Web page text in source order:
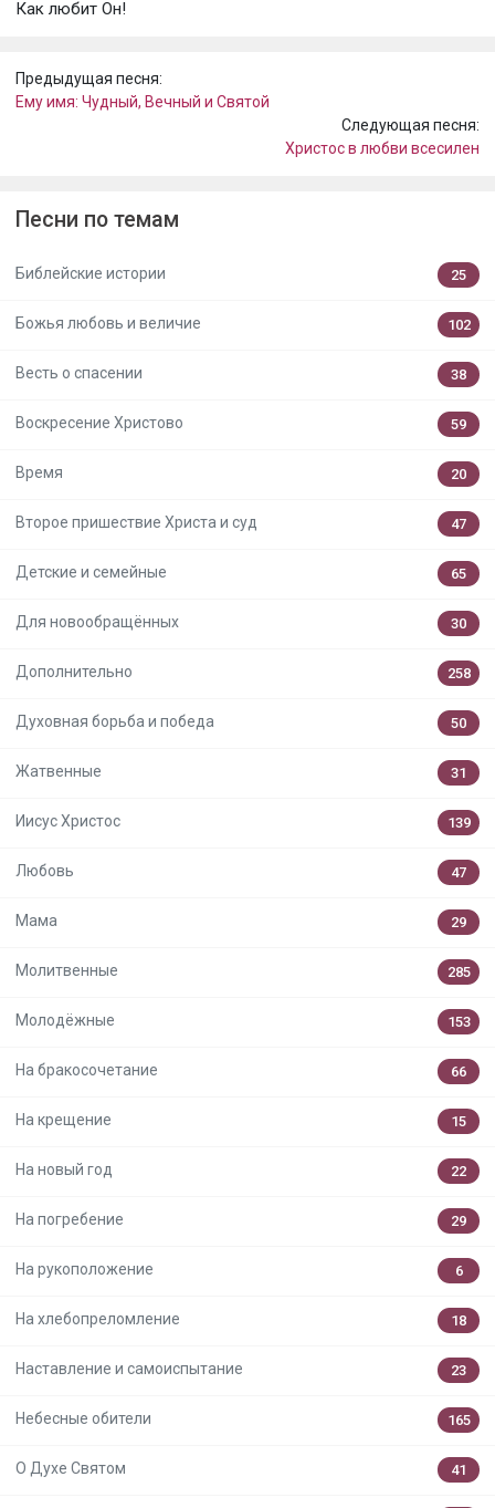
Как любит Он!
Предыдущая песня:
Ему имя: Чудный, Вечный и Святой
Следующая песня:
Христос в любви всесилен
Песни по темам
Библейские истории 25
Божья любовь и величие 102
Весть о спасении 38
Воскресение Христово 59
Время 20
Второе пришествие Христа и суд 47
Детские и семейные 65
Для новообращённых 30
Дополнительно 258
Духовная борьба и победа 50
Жатвенные 31
Иисус Христос 139
Любовь 47
Мама 29
Молитвенные 285
Молодёжные 153
На бракосочетание 66
На крещение 15
На новый год 22
На погребение 29
На рукоположение 6
На хлебопреломление 18
Наставление и самоиспытание 23
Небесные обители 165
О Духе Святом 41